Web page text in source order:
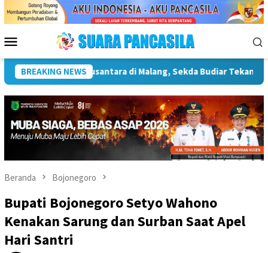
Menu
Mobile
BREAKING NEWS
Infrastruktur Kebudayaan Wakil Wali Kota
Beranda Bojonegoro
Bupati Bojonegoro Setyo Wahono
Kenakan Sarung dan Surban Saat Apel
Hari Santri